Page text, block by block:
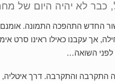
כבר לא יהיה היום של
החדש התהפכה התמונה. אומנם
אך עקבנו כאילו ראינו סרט
השואה…
והתקרבה. דרך איטליה,